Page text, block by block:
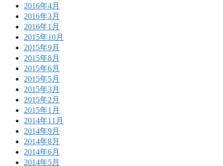
2016年4月
2016年3月
2016年1月
2015年10月
2015年9月
2015年8月
2015年6月
2015年5月
2015年3月
2015年2月
2015年1月
2014年11月
2014年9月
2014年8月
2014年6月
2014年5月